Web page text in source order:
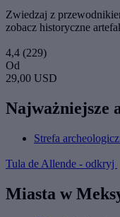
Zwiedzaj z
zobacz historyczne
4,4 (229)
Od
29,00 USD
Najważniejsze
Strefa
Tula de Allende - odkryj
Miasta w